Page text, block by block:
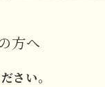
方へ
さい。